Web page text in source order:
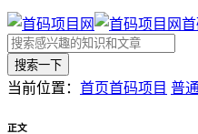
搜索一下
当前位置： 首页首码项目 普
正文